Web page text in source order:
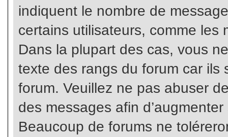
indiquent le nombre de
certains utilisateurs, comme les
Dans la plupart des cas, vous
texte des rangs du forum car ils
forum. Veuillez ne pas abuser
des messages afin
Beaucoup de forums ne